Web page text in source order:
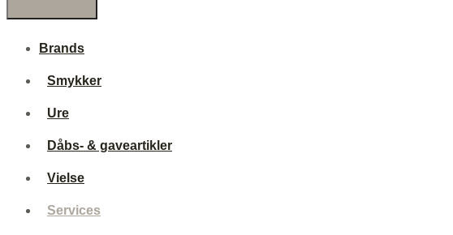
Brands
Smykker
Ure
Dåbs- & gaveartikler
Vielse
Services